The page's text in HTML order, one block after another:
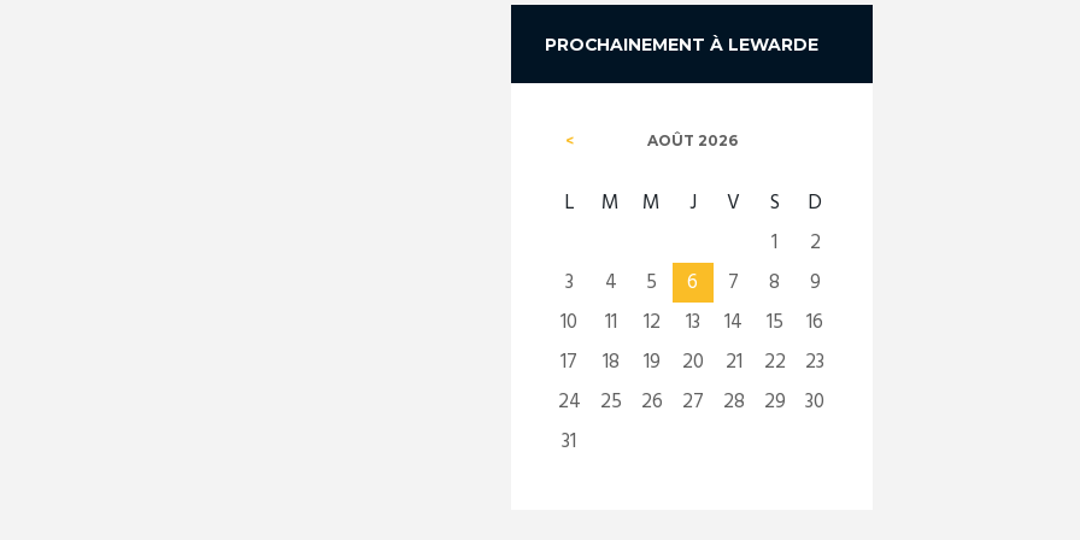
PROCHAINEMENT À LEWARDE
AOÛT 2026
L M M J V S
D
1
2
3
4 5 6 7 8
9
10
11 12 13 14 15
16
17
18 19 20 21 22
23
24
25 26 27 28 29
30
31